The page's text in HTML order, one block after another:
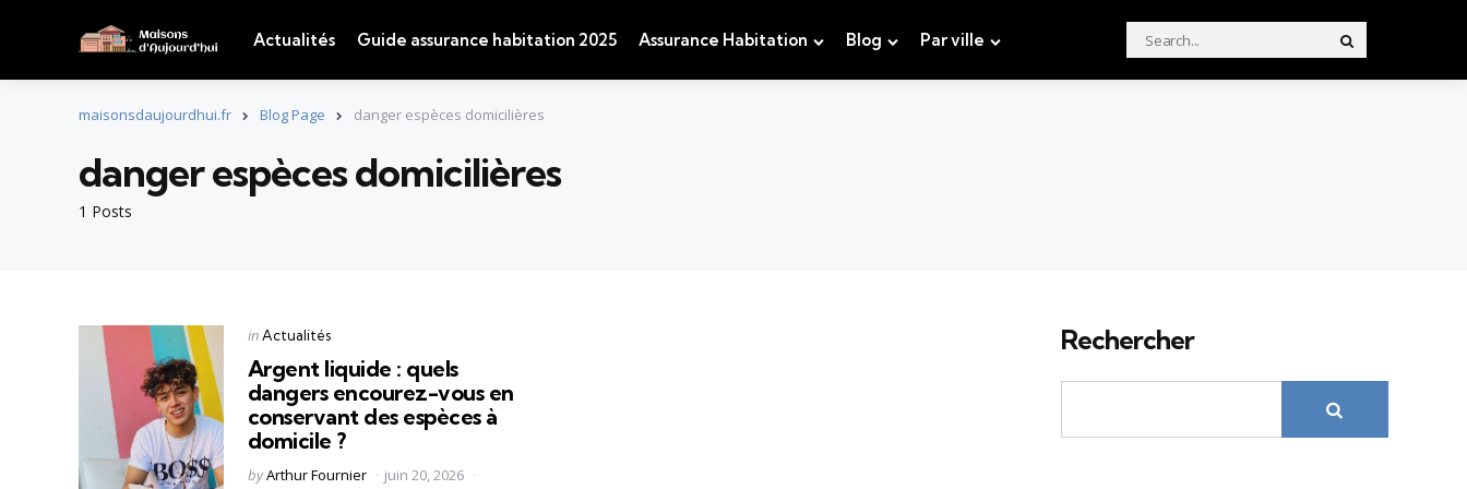
Actualités Guide assurance habitation 2025 Assurance Habitation Blog Par ville
Search
for:
maisonsdaujourdhui.fr Blog Page danger espèces domicilières
1 Posts
danger espèces domicilières
Categories
Posted
in Actualités
Argent liquide : quels
dangers encourez-vous en
conservant des espèces à
domicile ?
Posted
byArthur Fournier
juin 20, 2026
Rechercher